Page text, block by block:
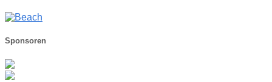
Sponsoren